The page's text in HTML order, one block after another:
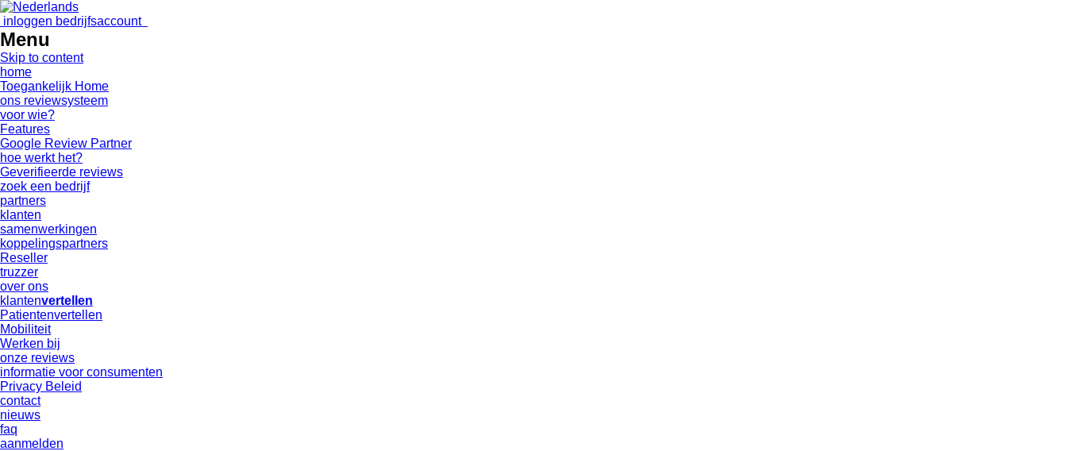
inloggen bedrijfsaccount
Menu
Skip to content
home
Toegankelijk Home
ons reviewsysteem
voor wie?
Features
Google Review Partner
hoe werkt het?
Geverifieerde reviews
zoek een bedrijf
partners
klanten
samenwerkingen
koppelingspartners
Reseller
truzzer
over ons
klantenvertellen
Patientenvertellen
Mobiliteit
Werken bij
onze reviews
informatie voor consumenten
Privacy Beleid
contact
nieuws
faq
aanmelden